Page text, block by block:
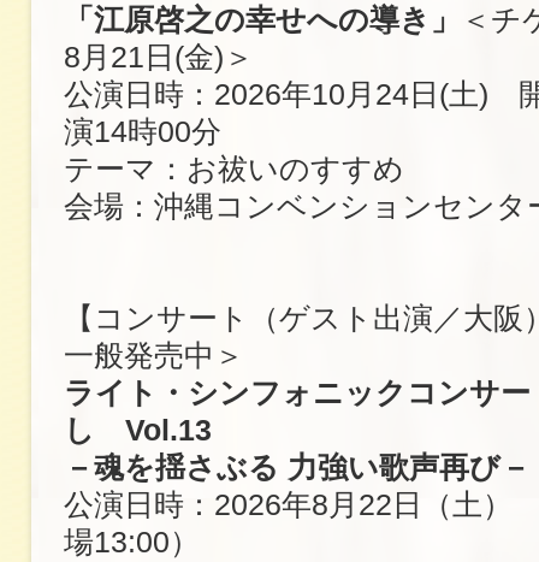
「江原啓之の幸せへの導き」
＜チ
8月21日(金)＞
公演日時：2026年10月24日(土)
演14時00分
テーマ：お祓いのすすめ
会場：沖縄コンベンションセン
【コンサート（ゲスト出演／大
一般発売中＞
ライト・シンフォニックコンサ
し Vol.13
－魂を揺さぶる 力強い歌声再び－
公演日時：2026年8月22日（土）
場13:00）